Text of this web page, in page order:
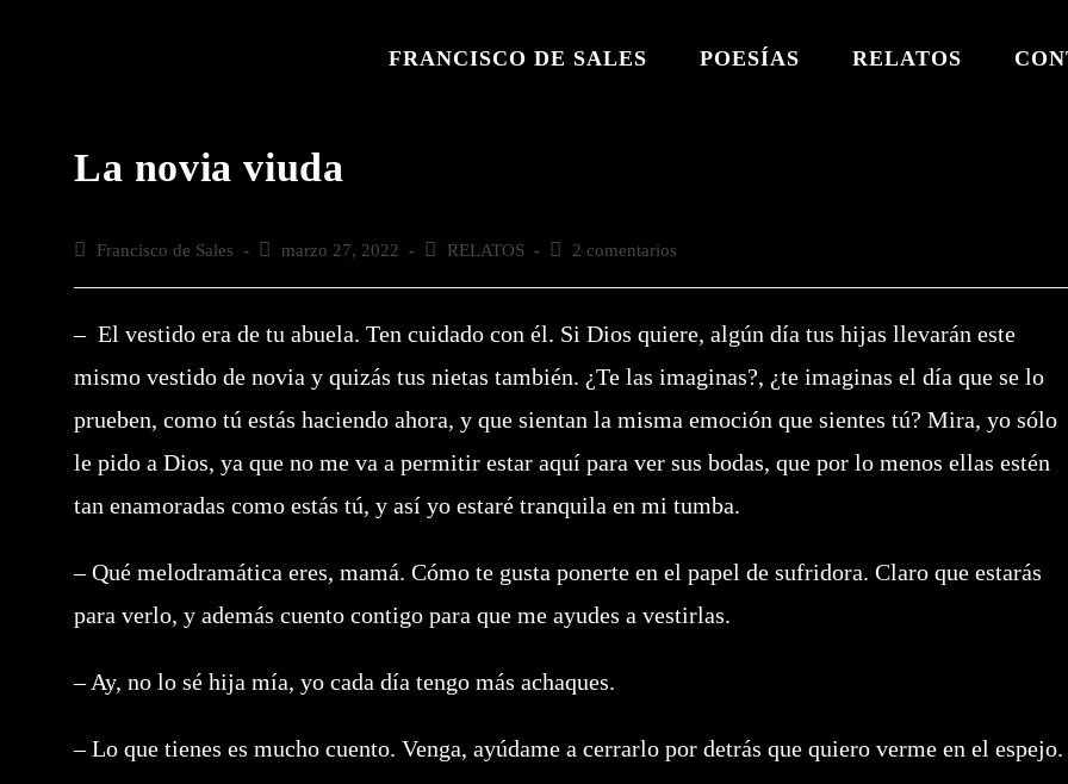
FRANCISCO DE SALES POESÍAS RELATOS
La novia viuda
Autor
entrada:
Francisco de Sales
Publicación
entrada:
marzo 27, 2022
Categoría
entrada:
RELATOS
Comentarios
entrada:
2 comentarios
– El vestido era de tu abuela. Ten cuidado con él. Si Dios quiere, algún día tus hijas llevarán este
mismo vestido de novia y quizás tus nietas también. ¿Te las imaginas?, ¿te imaginas el día que se lo
prueben, como tú estás haciendo ahora, y que sientan la misma emoción que sientes tú? Mira, yo sólo
le pido a Dios, ya que no me va a permitir estar aquí para ver sus bodas, que por lo menos ellas estén
tan enamoradas como estás tú, y así yo estaré tranquila en mi tumba.
– Qué melodramática eres, mamá. Cómo te gusta ponerte en el papel de sufridora. Claro que estarás
para verlo, y además cuento contigo para que me ayudes a vestirlas.
– Ay, no lo sé hija mía, yo cada día tengo más achaques.
– Lo que tienes es mucho cuento. Venga, ayúdame a cerrarlo por detrás que quiero verme en el espejo.